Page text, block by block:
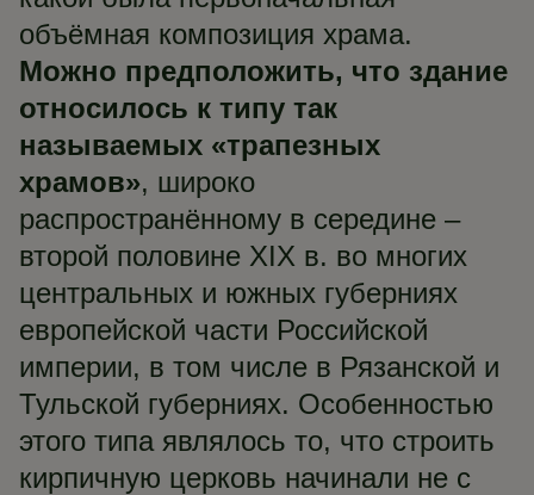
объёмная композиция храма.
Можно предположить, что здание
относилось к типу так
называемых «трапезных
храмов», широко
распространённому в середине –
второй половине XIХ в. во многих
центральных и южных губерниях
европейской части Российской
империи, в том числе в Рязанской и
Тульской губерниях. Особенностью
этого типа являлось то, что строить
кирпичную церковь начинали не с